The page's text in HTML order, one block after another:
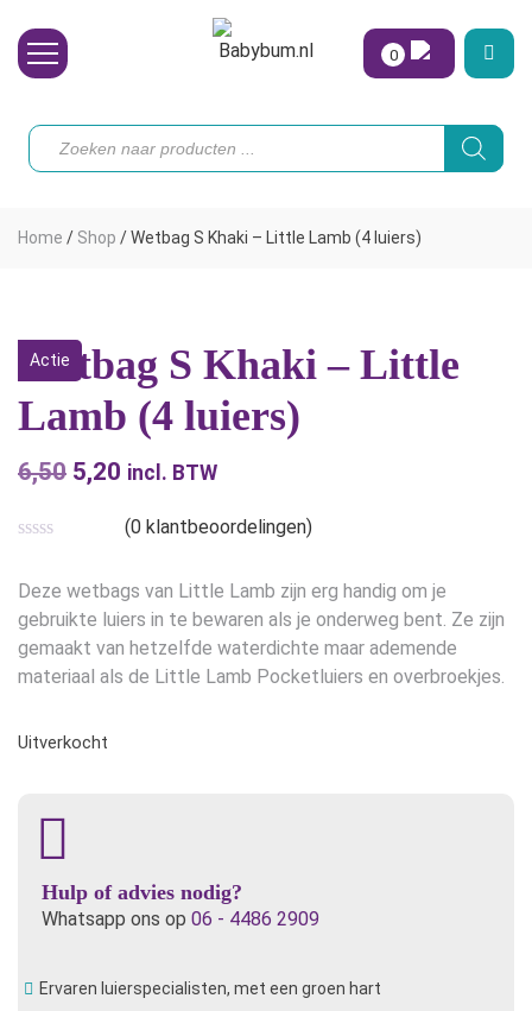
Toebehoren
Onze merken
Hoe begin ik?
0
Producten
zoeken
Home / Shop /Wetbag S Khaki – Little Lamb (4 luiers)
Actie
Wetbag S Khaki – Little
Lamb (4 luiers)
6,50 Oorspronkelijke
€6,50.
5,20 Huidige
is:
€5,20.
incl. BTW
(0 klantbeoordelingen)
Deze wetbags van Little Lamb zijn erg handig om je
gebruikte luiers in te bewaren als je onderweg bent. Ze zijn
gemaakt van hetzelfde waterdichte maar ademende
materiaal als de Little Lamb Pocketluiers en overbroekjes.
Uitverkocht
Hulp of advies nodig?
Whatsapp ons op 06 - 4486 2909
Ervaren luierspecialisten, met een groen hart